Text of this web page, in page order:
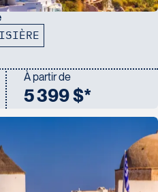
À partir de
5 399 $*